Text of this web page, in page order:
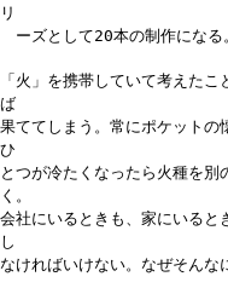
リ
ーズとして20本の制作になる
「火」を携帯していて考えた
ば
果ててしまう。常にポケットの
ひ
とつが冷たくなったら火種を
く。
会社にいるときも、家にいると
し
なければいけない。なぜそんな